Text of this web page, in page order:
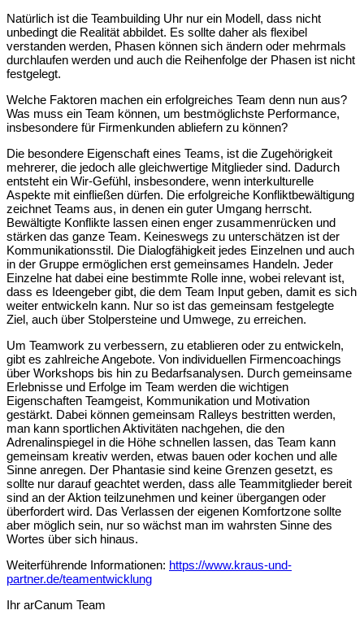
Natürlich ist die Teambuilding Uhr nur ein Modell, dass nicht
unbedingt die Realität abbildet. Es sollte daher als flexibel
verstanden werden, Phasen können sich ändern oder mehrmals
durchlaufen werden und auch die Reihenfolge der Phasen ist nicht
festgelegt.
Welche Faktoren machen ein erfolgreiches Team denn nun aus?
Was muss ein Team können, um bestmöglichste Performance,
insbesondere für Firmenkunden abliefern zu können?
Die besondere Eigenschaft eines Teams, ist die Zugehörigkeit
mehrerer, die jedoch alle gleichwertige Mitglieder sind. Dadurch
entsteht ein Wir-Gefühl, insbesondere, wenn interkulturelle
Aspekte mit einfließen dürfen. Die erfolgreiche Konfliktbewältigung
zeichnet Teams aus, in denen ein guter Umgang herrscht.
Bewältigte Konflikte lassen einen enger zusammenrücken und
stärken das ganze Team. Keineswegs zu unterschätzen ist der
Kommunikationsstil. Die Dialogfähigkeit jedes Einzelnen und auch
in der Gruppe ermöglichen erst gemeinsames Handeln. Jeder
Einzelne hat dabei eine bestimmte Rolle inne, wobei relevant ist,
dass es Ideengeber gibt, die dem Team Input geben, damit es sich
weiter entwickeln kann. Nur so ist das gemeinsam festgelegte
Ziel, auch über Stolpersteine und Umwege, zu erreichen.
Um Teamwork zu verbessern, zu etablieren oder zu entwickeln,
gibt es zahlreiche Angebote. Von individuellen Firmencoachings
über Workshops bis hin zu Bedarfsanalysen. Durch gemeinsame
Erlebnisse und Erfolge im Team werden die wichtigen
Eigenschaften Teamgeist, Kommunikation und Motivation
gestärkt. Dabei können gemeinsam Ralleys bestritten werden,
man kann sportlichen Aktivitäten nachgehen, die den
Adrenalinspiegel in die Höhe schnellen lassen, das Team kann
gemeinsam kreativ werden, etwas bauen oder kochen und alle
Sinne anregen. Der Phantasie sind keine Grenzen gesetzt, es
sollte nur darauf geachtet werden, dass alle Teammitglieder bereit
sind an der Aktion teilzunehmen und keiner übergangen oder
überfordert wird. Das Verlassen der eigenen Komfortzone sollte
aber möglich sein, nur so wächst man im wahrsten Sinne des
Wortes über sich hinaus.
Weiterführende Informationen: https://www.kraus-und-
partner.de/teamentwicklung
Ihr arCanum Team